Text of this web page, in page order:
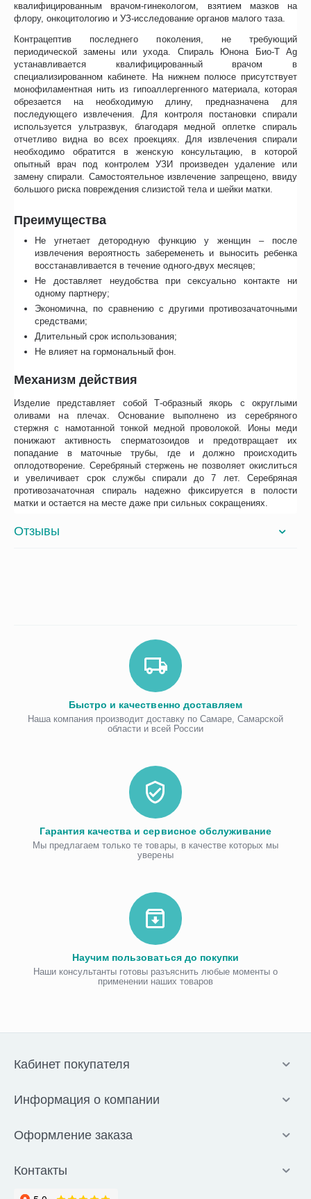
квалифицированным врачом-гинекологом, взятием мазков на
флору, онкоцитологию и УЗ-исследование органов малого таза.
Контрацептив последнего поколения, не требующий
периодической замены или ухода. Спираль Юнона Био-Т Ag
устанавливается квалифицированный врачом в
специализированном кабинете. На нижнем полюсе присутствует
монофиламентная нить из гипоаллергенного материала, которая
обрезается на необходимую длину, предназначена для
последующего извлечения. Для контроля постановки спирали
используется ультразвук, благодаря медной оплетке спираль
отчетливо видна во всех проекциях. Для извлечения спирали
необходимо обратится в женскую консультацию, в которой
опытный врач под контролем УЗИ произведен удаление или
замену спирали. Самостоятельное извлечение запрещено, ввиду
большого риска повреждения слизистой тела и шейки матки.
Преимущества
Не угнетает детородную функцию у женщин – после
извлечения вероятность забеременеть и выносить ребенка
восстанавливается в течение одного-двух месяцев;
Не доставляет неудобства при сексуально контакте ни
одному партнеру;
Экономична, по сравнению с другими противозачаточными
средствами;
Длительный срок использования;
Не влияет на гормональный фон.
Механизм действия
Изделие представляет собой Т-образный якорь с округлыми
оливами на плечах. Основание выполнено из серебряного
стержня с намотанной тонкой медной проволокой. Ионы меди
понижают активность сперматозоидов и предотвращает их
попадание в маточные трубы, где и должно происходить
оплодотворение. Серебряный стержень не позволяет окислиться
и увеличивает срок службы спирали до 7 лет. Серебряная
противозачаточная спираль надежно фиксируется в полости
матки и остается на месте даже при сильных сокращениях.
Отзывы
Быстро и качественно доставляем
Наша компания производит доставку по Самаре, Самарской
области и всей России
Гарантия качества и сервисное обслуживание
Мы предлагаем только те товары, в качестве которых мы
уверены
Научим пользоваться до покупки
Наши консультанты готовы разъяснить любые моменты о
применении наших товаров
Кабинет покупателя
Информация о компании
Оформление заказа
Контакты